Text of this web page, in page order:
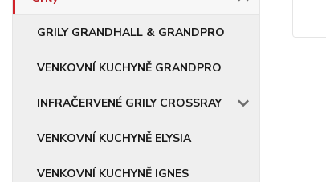
GRILY GRANDHALL & GRANDPRO
VENKOVNÍ KUCHYNĚ GRANDPRO
INFRAČERVENÉ GRILY CROSSRAY
VENKOVNÍ KUCHYNĚ ELYSIA
VENKOVNÍ KUCHYNĚ IGNES